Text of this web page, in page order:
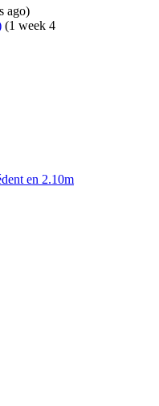
ago)
(1 week 4